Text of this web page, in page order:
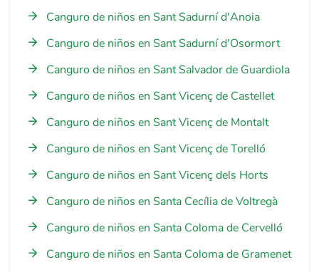
Canguro de niños en Sant Sadurní d'Anoia
Canguro de niños en Sant Sadurní d'Osormort
Canguro de niños en Sant Salvador de Guardiola
Canguro de niños en Sant Vicenç de Castellet
Canguro de niños en Sant Vicenç de Montalt
Canguro de niños en Sant Vicenç de Torelló
Canguro de niños en Sant Vicenç dels Horts
Canguro de niños en Santa Cecília de Voltregà
Canguro de niños en Santa Coloma de Cervelló
Canguro de niños en Santa Coloma de Gramenet